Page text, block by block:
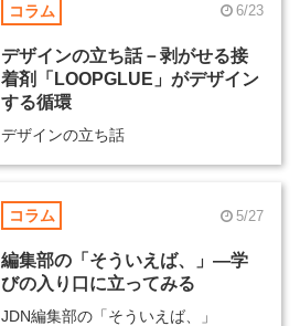
コラム 6/23
デザインの立ち話－剥がせる接
着剤「LOOPGLUE」がデザイン
する循環
デザインの立ち話
コラム 5/27
編集部の「そういえば、」―学
びの入り口に立ってみる
JDN編集部の「そういえば、」